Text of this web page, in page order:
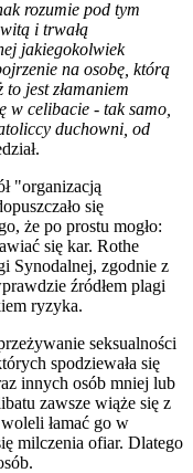
rozumie pod tym
i trwałą
jakiegokolwiek
na osobę, którą
jest złamaniem
w celibacie - tak samo,
duchowni, od
"organizacją
się
że po prostu mogło:
się kar. Rothe
Synodalnej, zgodnie z
źródłem plagi
ryzyka.
seksualności
spodziewała się
innych osób mniej lub
zawsze wiąże się z
łamać go w
milczenia ofiar. Dlatego